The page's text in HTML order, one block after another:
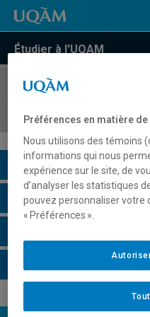
Étudier à l'UQAM
COURS//
Description du cours
Horaire - Été 2026
Préférences en matière
Nous utilisons des témoins
informations qui nous
expérience sur le site, de
d’analyser les statistiques
pouvez personnaliser votre
« Préférences ».